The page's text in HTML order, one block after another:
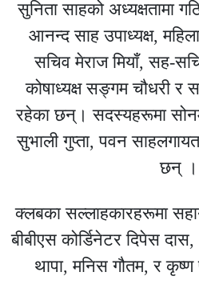
सुनिता साहको अध्यक्षतामा
आनन्द साह उपाध्यक्ष,
सचिव मेराज मियाँ, सह-
कोषाध्यक्ष सङ्गम चौधरी र
रहेका छन्। सदस्यहरूमा
सुभाली गुप्ता, पवन
छन् ।
क्लबका सल्लाहकारहरूमा
बीबीएस कोर्डिनेटर दिपेस
थापा, मनिस गौतम, र